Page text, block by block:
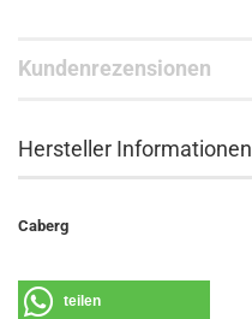
Kundenrezensionen
Hersteller Informationen
Caberg
teilen